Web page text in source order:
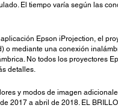
El tiempo varía según las
Epson iProjection, el
mediante una conexión
No todos los proyectores
detalles.
y modos de imagen
2017 a abril de 2018. EL